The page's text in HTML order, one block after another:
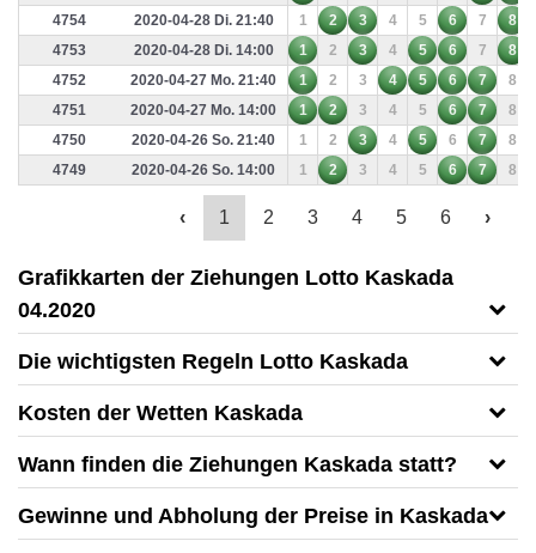
4754
2020-04-28 Di. 21:40 1 2 3 4 5 6 7
8
4753
2020-04-28 Di. 14:00 1 2 3 4 5 6 7
8
4752
2020-04-27 Mo. 21:40 1 2 3 4 5 6 7
8
4751
2020-04-27 Mo. 14:00 1 2 3 4 5 6 7
8
4750
2020-04-26 So. 21:40 1 2 3 4 5 6 7
8
4749
2020-04-26 So. 14:00 1 2 3 4 5 6 7 8
‹ 1 2 3 4 5 6 ›
Grafikkarten der Ziehungen Lotto Kaskada
04.2020
Die wichtigsten Regeln Lotto Kaskada
Kosten der Wetten Kaskada
Wann finden die Ziehungen Kaskada statt?
Gewinne und Abholung der Preise in Kaskada